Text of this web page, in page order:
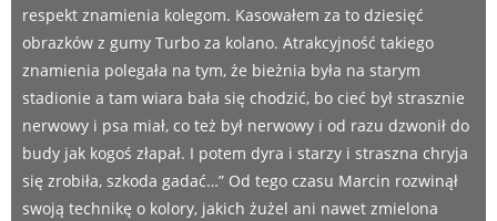
respekt znamienia kolegom. Kasowałem za to dziesięć
obrazków z gumy Turbo za kolano. Atrakcyjność takiego
znamienia polegała na tym, że bieżnia była na starym
stadionie a tam wiara bała się chodzić, bo cieć był strasznie
nerwowy i psa miał, co też był nerwowy i od razu dzwonił do
budy jak kogoś złapał. I potem dyra i starzy i straszna chryja
się zrobiła, szkoda gadać…” Od tego czasu Marcin rozwinął
swoją technikę o kolory, jakich żużel ani nawet zmielona